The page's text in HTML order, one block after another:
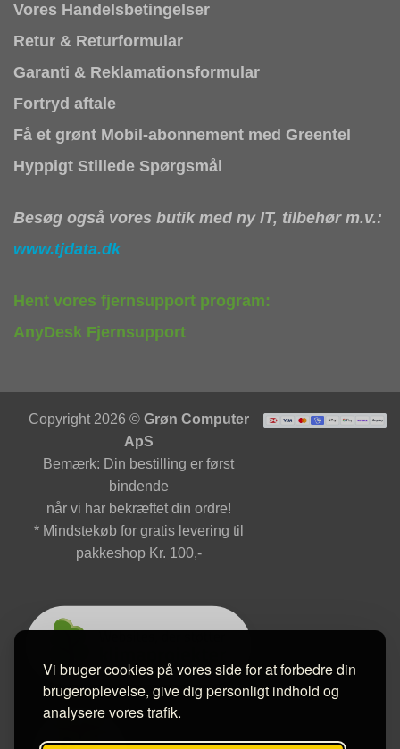
Vi bruger cookies på vores side for at forbedre din
brugeroplevelse, give dig personligt indhold og
analysere vores trafik.
Vores Handelsbetingelser
Retur & Returformular
Garanti & Reklamationsformular
Fortryd aftale
Få et grønt Mobil-abonnement med Greentel
Hyppigt Stillede Spørgsmål
Besøg også vores butik med ny IT, tilbehør m.v.:
www.tjdata.dk
Hent vores fjernsupport program:
AnyDesk Fjernsupport
Copyright 2026 © Grøn Computer
ApS
Bemærk: Din bestilling er først
bindende
når vi har bekræftet din ordre!
* Mindstekøb for gratis levering til
pakkeshop Kr. 100,-